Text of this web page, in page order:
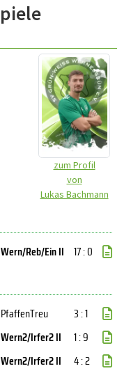
zum Profil
von
Lukas Bachmann
Wern/Reb/Ein II 17 : 0
PfaffenTreu
3 : 1
Wern2/Irfer2 II
1 : 9
Wern2/Irfer2 II 4 : 2